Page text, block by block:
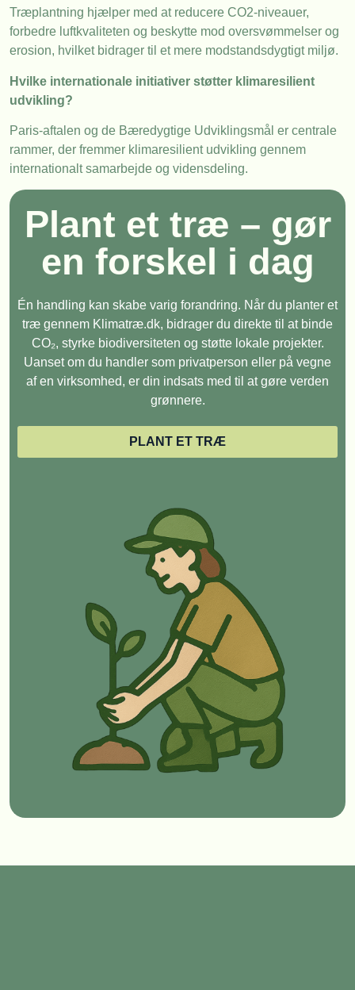
Træplantning hjælper med at reducere CO2-niveauer,
forbedre luftkvaliteten og beskytte mod oversvømmelser og
erosion, hvilket bidrager til et mere modstandsdygtigt miljø.
Hvilke internationale initiativer støtter klimaresilient
udvikling?
Paris-aftalen og de Bæredygtige Udviklingsmål er centrale
rammer, der fremmer klimaresilient udvikling gennem
internationalt samarbejde og vidensdeling.
Plant et træ – gør
en forskel i dag
Én handling kan skabe varig forandring. Når du planter et
træ gennem Klimatræ.dk, bidrager du direkte til at binde
CO₂, styrke biodiversiteten og støtte lokale projekter.
Uanset om du handler som privatperson eller på vegne
af en virksomhed, er din indsats med til at gøre verden
grønnere.
PLANT ET TRÆ